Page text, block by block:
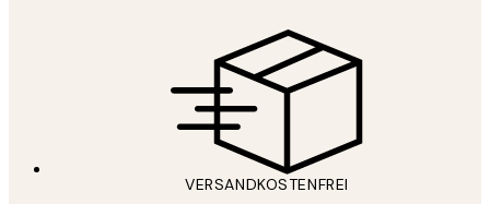
VERSANDKOSTENFREI